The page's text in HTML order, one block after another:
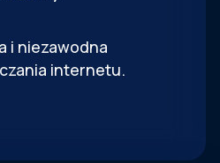
i niezawodna
internetu.